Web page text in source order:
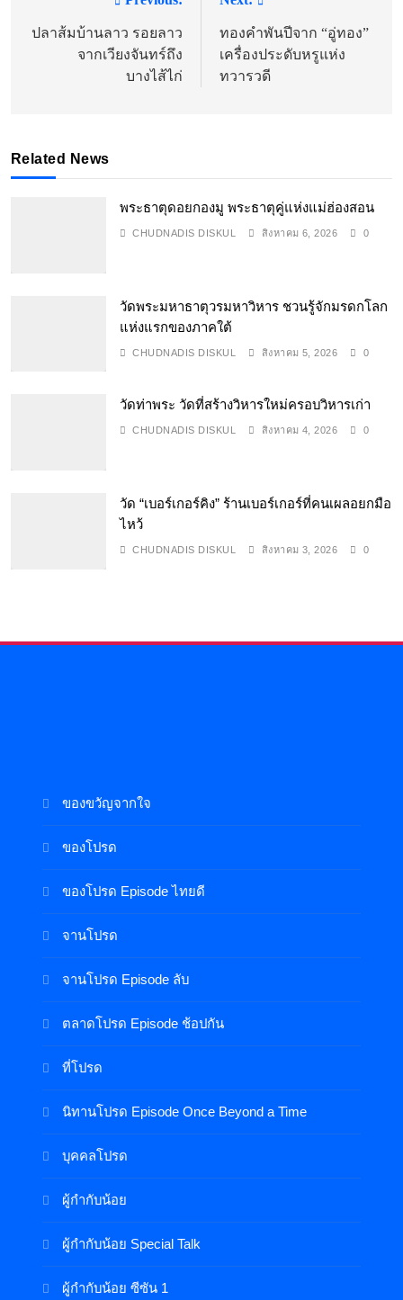
เรื่อง
ปลาส้มบ้านลาว รอยลาว
จากเวียงจันทร์ถึง
บางไส้ไก่
ทองคำพันปีจาก “อู่ทอง”
เครื่องประดับหรูแห่ง
ทวารวดี
Related News
พระธาตุดอยกองมู พระธาตุคู่แห่งแม่ฮ่องสอน
CHUDNADIS DISKUL สิงหาคม 6, 2026 0
วัดพระมหาธาตุวรมหาวิหาร ชวนรู้จักมรดกโลก
แห่งแรกของภาคใต้
CHUDNADIS DISKUL สิงหาคม 5, 2026 0
วัดท่าพระ วัดที่สร้างวิหารใหม่ครอบวิหารเก่า
CHUDNADIS DISKUL สิงหาคม 4, 2026 0
วัด “เบอร์เกอร์คิง” ร้านเบอร์เกอร์ที่คนเผลอยกมือ
ไหว้
CHUDNADIS DISKUL สิงหาคม 3, 2026 0
ของขวัญจากใจ
ของโปรด
ของโปรด Episode ไทยดี
จานโปรด
จานโปรด Episode ลับ
ตลาดโปรด Episode ช้อปกัน
ที่โปรด
นิทานโปรด Episode Once Beyond a Time
บุคคลโปรด
ผู้กำกับน้อย
ผู้กำกับน้อย Special Talk
ผู้กำกับน้อย ซีซัน 1